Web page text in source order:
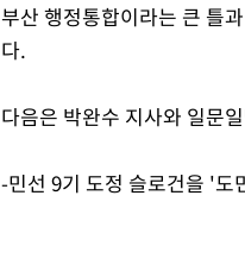
부산 행정통합이라는 큰 틀
다.
다음은 박완수 지사와 일문
-민선 9기 도정 슬로건을 '도